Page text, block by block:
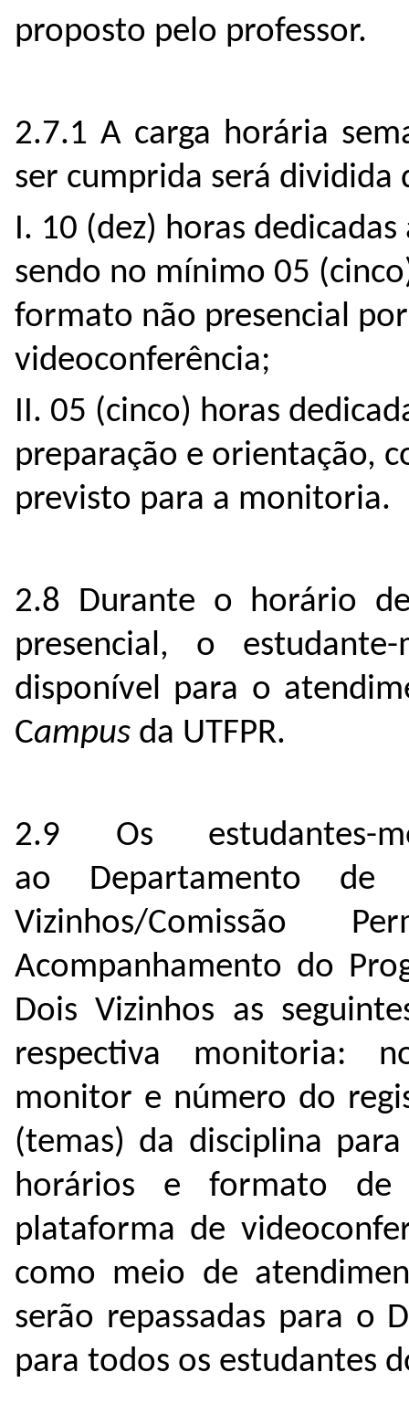
proposto pelo professor.
2.7.1 A carga horária
ser cumprida será dividida
I. 10 (dez) horas
sendo no mínimo 05
formato não presencial
videoconferência;
II. 05 (cinco) horas
preparação e orientação,
previsto para a monitoria.
2.8 Durante o horário
presencial, o
disponível para o
Campus da UTFPR.
2.9 Os estudantes-
ao Departamento
Vizinhos/Comissão
Acompanhamento do
Dois Vizinhos as
respectiva monitoria:
monitor e número do
(temas) da disciplina
horários e formato de
plataforma de
como meio de
serão repassadas para o
para todos os estudantes